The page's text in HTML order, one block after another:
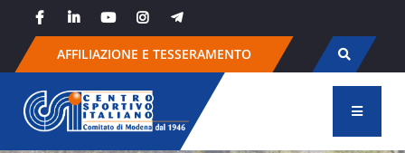
content
AFFILIAZIONE E TESSERAMENTO